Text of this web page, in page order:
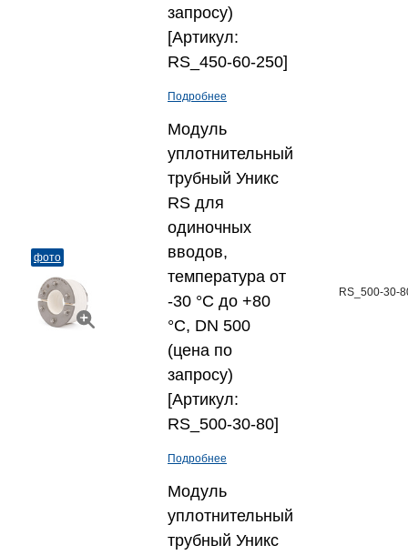
запросу)
[Артикул:
RS_450-60-250]
Подробнее
фото
Модуль
уплотнительный
трубный Уникс
RS для
одиночных
вводов,
температура от
-30 °C до +80
°C, DN 500
(цена по
запросу)
[Артикул:
RS_500-30-80]
Подробнее
RS_500-30-
Модуль
уплотнительный
трубный Уникс